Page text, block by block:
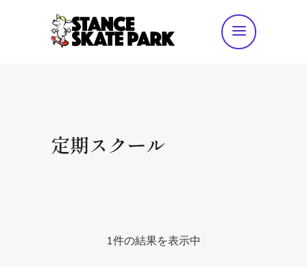
定期スクール
1件の結果を表示中